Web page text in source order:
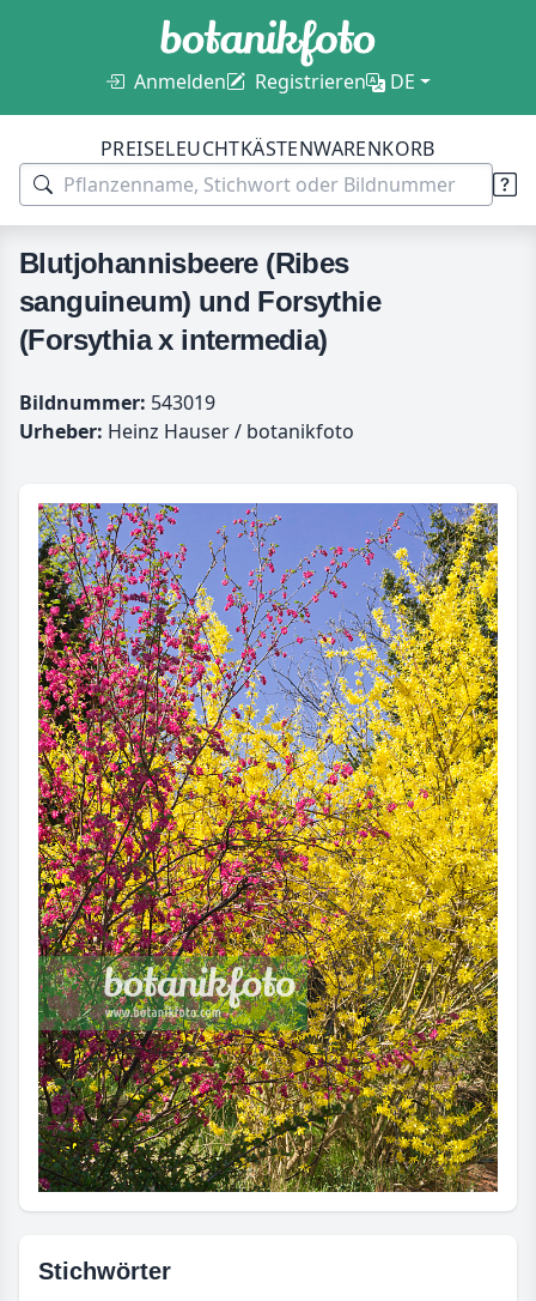
Anmelden Registrieren DE
PREISELEUCHTKÄSTENWARENKORB
Blutjohannisbeere (Ribes
sanguineum) und Forsythie
(Forsythia x intermedia)
Bildnummer: 543019
Urheber: Heinz Hauser / botanikfoto
Stichwörter